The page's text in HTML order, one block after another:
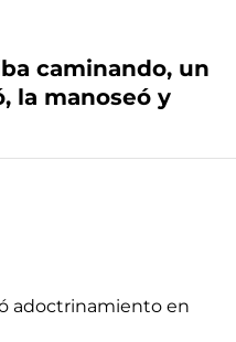
caminando, un
la manoseó y